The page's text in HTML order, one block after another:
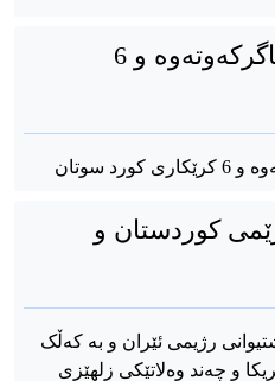
لە پاڵاوگەیەکی تاران ئاگرکەوتەوە و 6
سوتان
کوردستان و
رژیمی ئێران و به‌ که‌ڵک
و چەند وەلاتێکی زلهێزی